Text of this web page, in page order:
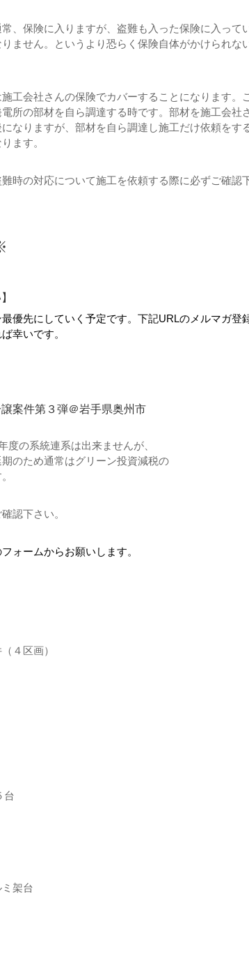
、保険に入りますが、盗難も入った保険に入って
ません。というより恐らく保険自体がかけられな
工会社さんの保険でカバーすることになります。こ
所の部材を自ら調達する時です。部材を施工会社
なりますが、部材を自ら調達し施工だけ依頼をす
ます。
時の対応について施工を依頼する際に必ずご確認
優先にしていく予定です。下記URLのメルマガ登
幸いです。
案件第３弾＠岩手県奥州市
度の系統連系は出来ませんが、
のため通常はグリーン投資減税の
認下さい。
ォームからお願いします。
４区画）
架台